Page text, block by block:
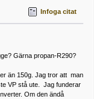
Infoga citat
Gärna propan-R290?
än 150g. Jag tror att man
VP stå ute. Jag funderar
Om den ändå